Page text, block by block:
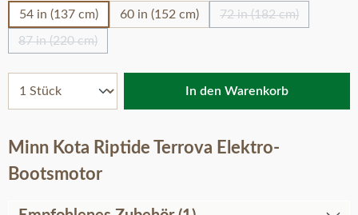
54 in (137 cm) 60 in (152 cm) 72 in (182 cm)
(Diese Option ist
87 in (220 cm)
(Diese Option ist zurzeit nicht verfügbar.)
In den Warenkorb
Minn Kota Riptide Terrova Elektro-
Bootsmotor